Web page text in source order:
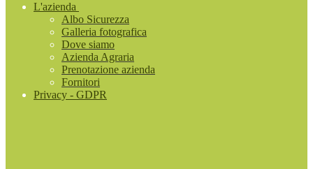
L'azienda
Albo Sicurezza
Galleria fotografica
Dove siamo
Azienda Agraria
Prenotazione azienda
Fornitori
Privacy - GDPR